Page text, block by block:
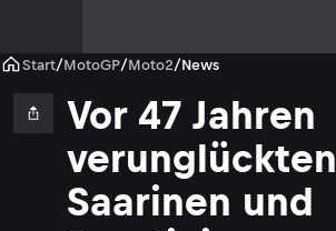
Start/MotoGP/Moto2/News
Vor 47 Jahren
verunglückten
Saarinen und